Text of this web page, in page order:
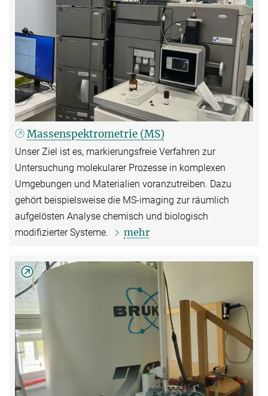
Massenspektrometrie (MS)
Unser Ziel ist es, markierungsfreie Verfahren zur
Untersuchung molekularer Prozesse in komplexen
Umgebungen und Materialien voranzutreiben. Dazu
gehört beispielsweise die MS-imaging zur räumlich
aufgelösten Analyse chemisch und biologisch
modifizierter Systeme.
mehr